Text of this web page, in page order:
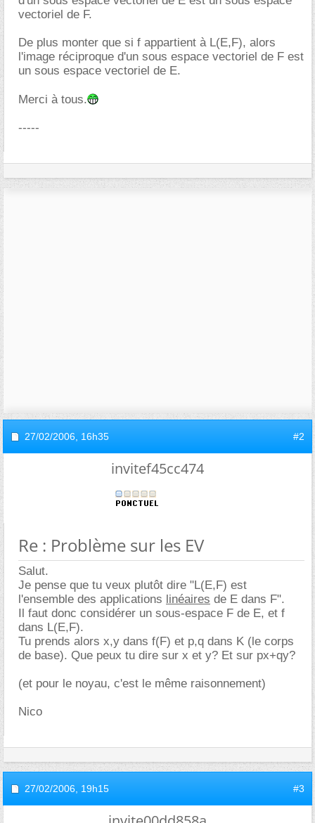
vectoriel de F.
De plus monter que si f appartient à L(E,F), alors
l'image réciproque d'un sous espace vectoriel de F est
un sous espace vectoriel de E.
Merci à tous.
-----
27/02/2006, 16h35 #2
invitef45cc474
Re : Problème sur les EV
Salut.
Je pense que tu veux plutôt dire "L(E,F) est
l'ensemble des applications linéaires de E dans F".
Il faut donc considérer un sous-espace F de E, et f
dans L(E,F).
Tu prends alors x,y dans f(F) et p,q dans K (le corps
de base). Que peux tu dire sur x et y? Et sur px+qy?
(et pour le noyau, c'est le même raisonnement)
Nico
27/02/2006, 19h15 #3